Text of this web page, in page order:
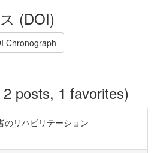
(DOI)
Chronograph
posts, 1 favorites)
のリハビリテーション